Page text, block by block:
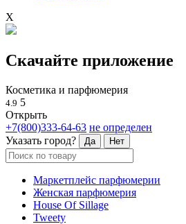
X
Скачайте приложение
Косметика и парфюмерия
4.9 5
Открыть
+7(800)333-64-63 не определен
Указать город?
Да Нет
Маркетплейс парфюмерии
Женская парфюмерия
House Of Sillage
Tweety